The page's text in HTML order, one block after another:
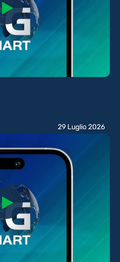
29 Luglio 2026